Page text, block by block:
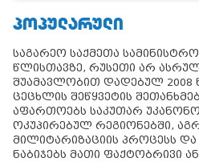
ᲞᲝᲞᲣᲚᲐᲠᲣᲚᲘ
საგარეო საქმეთა
წლისთავზე, რუსეთი არ
შუამავლობით დადებულ 2008
ცეცხლის შეწყვეტის
აფართოებს საკუთარ
ოკუპირებულ რეგიონებში,
მილიტარიზაციის პროცესს
ნაბიჯებს მათი ფაქტობრივი